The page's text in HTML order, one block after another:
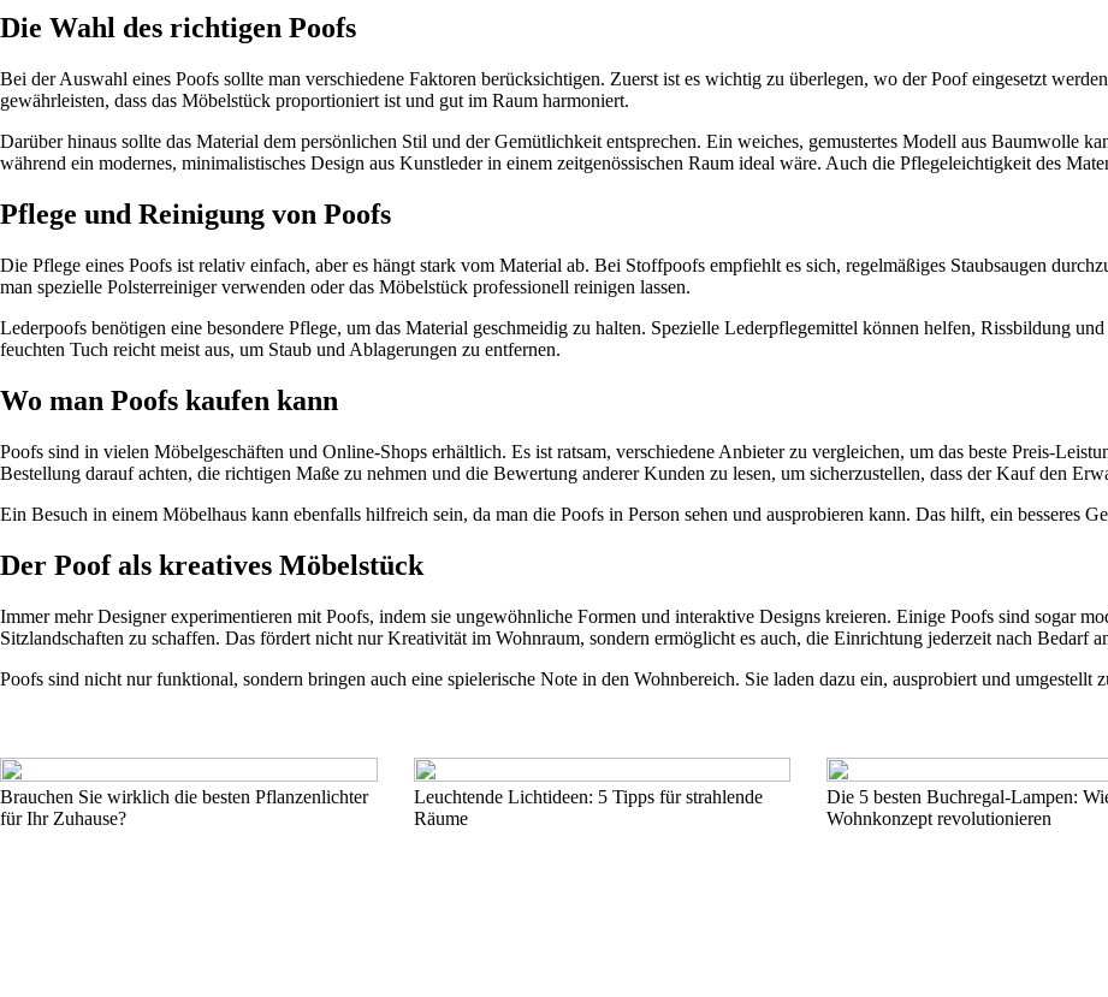
Die Wahl des richtigen Poofs
Bei der Auswahl eines Poofs sollte man verschiedene Faktoren berücksichtigen. Zuerst ist es wichtig zu überlegen, wo der Poof eingesetzt
gewährleisten, dass das Möbelstück proportioniert ist und gut im Raum harmoniert.
Darüber hinaus sollte das Material dem persönlichen Stil und der Gemütlichkeit entsprechen. Ein weiches, gemustertes Modell aus Baumwolle
während ein modernes, minimalistisches Design aus Kunstleder in einem zeitgenössischen Raum ideal wäre. Auch die Pflegeleichtigkeit des
Pflege und Reinigung von Poofs
Die Pflege eines Poofs ist relativ einfach, aber es hängt stark vom Material ab. Bei Stoffpoofs empfiehlt es sich, regelmäßiges Staubsaugen
man spezielle Polsterreiniger verwenden oder das Möbelstück professionell reinigen lassen.
Lederpoofs benötigen eine besondere Pflege, um das Material geschmeidig zu halten. Spezielle Lederpflegemittel können helfen, Rissbildung
feuchten Tuch reicht meist aus, um Staub und Ablagerungen zu entfernen.
Wo man Poofs kaufen kann
Poofs sind in vielen Möbelgeschäften und Online-Shops erhältlich. Es ist ratsam, verschiedene Anbieter zu vergleichen, um das beste Preis-
Bestellung darauf achten, die richtigen Maße zu nehmen und die Bewertung anderer Kunden zu lesen, um sicherzustellen, dass der Kauf den
Ein Besuch in einem Möbelhaus kann ebenfalls hilfreich sein, da man die Poofs in Person sehen und ausprobieren kann. Das hilft, ein besseres
Der Poof als kreatives Möbelstück
Immer mehr Designer experimentieren mit Poofs, indem sie ungewöhnliche Formen und interaktive Designs kreieren. Einige Poofs sind sogar
Sitzlandschaften zu schaffen. Das fördert nicht nur Kreativität im Wohnraum, sondern ermöglicht es auch, die Einrichtung jederzeit nach Bedarf
Poofs sind nicht nur funktional, sondern bringen auch eine spielerische Note in den Wohnbereich. Sie laden dazu ein, ausprobiert und umgestellt
Brauchen Sie wirklich die besten Pflanzenlichter
für Ihr Zuhause?
Leuchtende Lichtideen: 5 Tipps für strahlende
Räume
Die 5 besten Buchregal-Lampen:
Wohnkonzept revolutionieren